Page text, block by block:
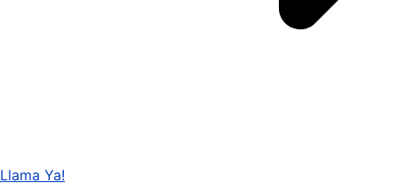
Llama Ya!